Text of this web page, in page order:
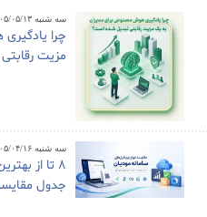
سه شنبه ۱۴۰۵/۰۵/۱۳
چرا
مزیت
سه شنبه ۱۴۰۵/۰۴/۱۶
8 تا از
جدول مقایسه